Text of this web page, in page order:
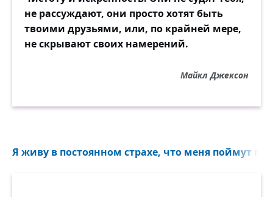
не рассуждают, они просто хотят быть
твоими друзьями, или, по крайней мере,
не скрывают своих намерений.
Майкл Джексон
Я живу в постоянном страхе, что меня поймут